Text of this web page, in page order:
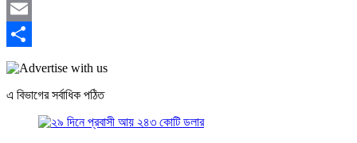
Mastodon
Email
Share
এ বিভাগের সর্বাধিক পঠিত